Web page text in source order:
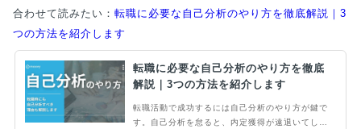
合わせて読みたい： 転職に必要な自己分析のやり方を徹底解説｜3
つの方法を紹介します
転職に必要な自己分析のやり方を徹底
解説｜3つの方法を紹介します
転職活動で成功するには自己分析のやり方が鍵で
す。自己分析を怠ると、内定獲得が遠退いてしま